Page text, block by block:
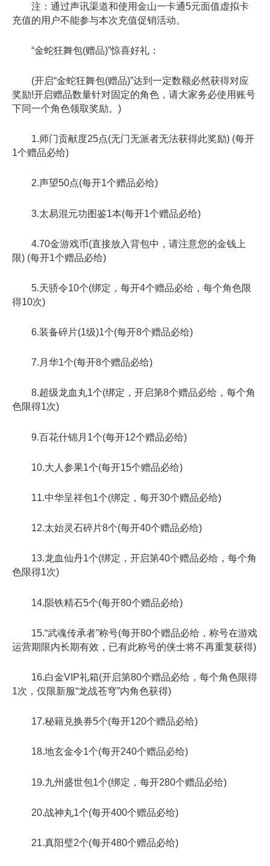
注：通过声讯渠道和使用金山一卡通5元面值虚拟卡
充值的用户不能参与本次充值促销活动。
“金蛇狂舞包(赠品)”惊喜好礼：
(开启“金蛇狂舞包(赠品)”达到一定数额必然获得对应
奖励!开启赠品数量针对固定的角色，请大家务必使用账号
下同一个角色领取奖励。)
1.师门贡献度25点(无门无派者无法获得此奖励) (每开
1个赠品必给)
2.声望50点(每开1个赠品必给)
3.太易混元功图鉴1本(每开1个赠品必给)
4.70金游戏币(直接放入背包中，请注意您的金钱上
限) (每开1个赠品必给)
5.天骄令10个(绑定，每开4个赠品必给，每个角色限
得10次)
6.装备碎片(1级)1个(每开8个赠品必给)
7.月华1个(每开8个赠品必给)
8.超级龙血丸1个(绑定，开启第8个赠品必给，每个角
色限得1次)
9.百花什锦月1个(每开12个赠品必给)
10.大人参果1个(每开15个赠品必给)
11.中华呈祥包1个(绑定，每开30个赠品必给)
12.太始灵石碎片8个(每开40个赠品必给)
13.龙血仙丹1个(绑定，开启第40个赠品必给，每个角
色限得1次)
14.陨铁精石5个(每开80个赠品必给)
15.“武魂传承者”称号(每开80个赠品必给，称号在游戏
运营期限内长期有效，已有此称号的侠士将不再重复获得)
16.白金VIP礼箱(开启第80个赠品必给，每个角色限得
1次，仅限新服“龙战苍穹”内角色获得)
17.秘籍兑换券5个(每开120个赠品必给)
18.地玄金令1个(每开240个赠品必给)
19.九州盛世包1个(绑定，每开280个赠品必给)
20.战神丸1个(每开400个赠品必给)
21.真阳璧2个(每开480个赠品必给)